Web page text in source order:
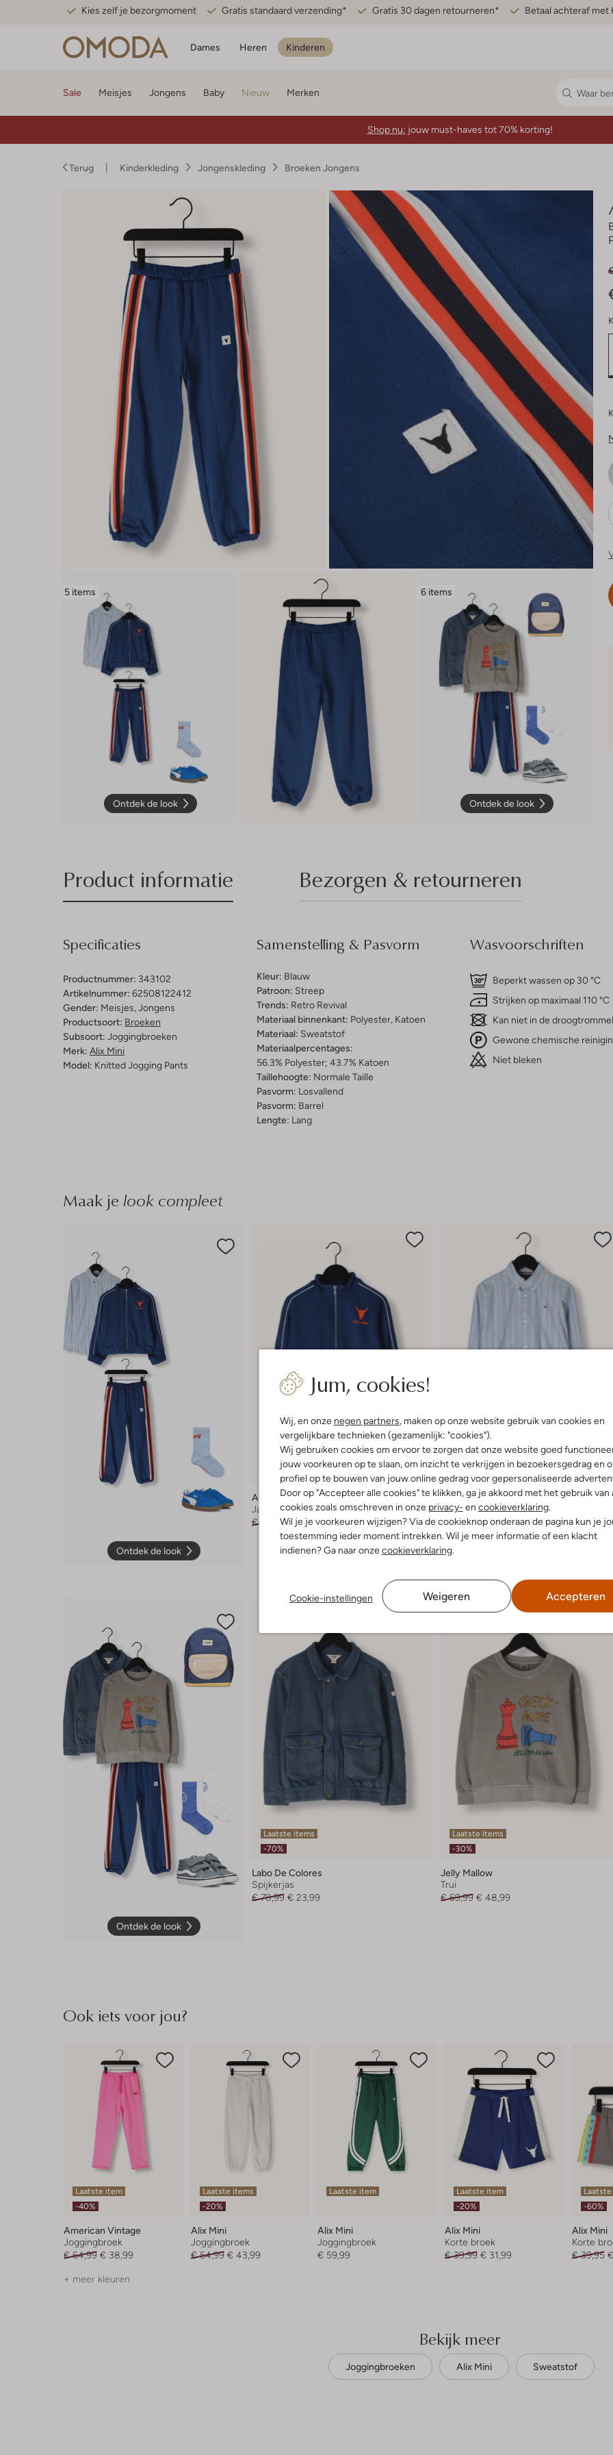
Kies zelf je bezorgmoment Gratis standaard verzending* Gratis 30 dagen retourneren* Betaal achteraf met
Dames Heren Kinderen
Jum, cookies!
Wij, en onze negen partners, maken op onze website gebruik van cookies en
vergelijkbare technieken (gezamenlijk: "cookies").
Wij gebruiken cookies om ervoor te zorgen dat onze website goed
jouw voorkeuren op te slaan, om inzicht te verkrijgen in bezoekersgedrag en
profiel op te bouwen van jouw online gedrag voor gepersonaliseerde
Door op "Accepteer alle cookies" te klikken, ga je akkoord met het gebruik van
cookies zoals omschreven in onze privacy- en cookieverklaring.
Wil je je voorkeuren wijzigen? Via de cookieknop onderaan de pagina kun je
toestemming ieder moment intrekken. Wil je meer informatie of een klacht
indienen? Ga naar onzecookieverklaring.
Cookie-instellingen Weigeren Accepteren
Sale Meisjes Jongens Baby Nieuw Merken
Shop nu: jouw must-haves tot 70% korting!
Terug Kinderkleding Jongenskleding Broeken Jongens
5 items
Ontdek de look
6 items
Ontdek de look
Product informatie Bezorgen & retourneren
Specificaties
Productnummer: 343102
Artikelnummer: 62508122412
Gender: Meisjes, Jongens
Productsoort: Broeken
Subsoort: Joggingbroeken
Merk: Alix Mini
Model: Knitted Jogging Pants
Samenstelling & Pasvorm
Kleur: Blauw
Patroon: Streep
Trends: Retro Revival
Materiaal binnenkant: Polyester, Katoen
Materiaal: Sweatstof
Materiaalpercentages:
56.3% Polyester; 43.7% Katoen
Taillehoogte: Normale Taille
Pasvorm: Losvallend
Pasvorm: Barrel
Lengte: Lang
Wasvoorschriften
Beperkt wassen op 30 °C
Strijken op maximaal 110 °C
Kan niet in de droogtrommel
Gewone chemische
Niet bleken
Maak je look compleet
Ontdek de look
Laatste item
Alix Mini
Jack
€ 89,99 € 53,99
-60%
Tommy Hilfiger
Klassieke overhemden
€ 64,99 € 25,99
Ontdek de look
Laatste items
-70%
Labo De Colores
Spijkerjas
€ 78,99 € 23,99
Laatste items
-30%
Jelly Mallow
Trui
€ 69,99 € 48,99
Ook iets voor jou?
Laatste item
-40%
American Vintage
Joggingbroek
€ 64,99 € 38,99
+ meer kleuren
Laatste items
-20%
Alix Mini
Joggingbroek
€ 54,99 € 43,99
Laatste item
Alix Mini
Joggingbroek
€ 59,99
Laatste item
-20%
Alix Mini
Korte broek
€ 39,99 € 31,99
-60%
Alix Mini
Korte
€ 39,95
Bekijk meer
Joggingbroeken Alix Mini Sweatstof